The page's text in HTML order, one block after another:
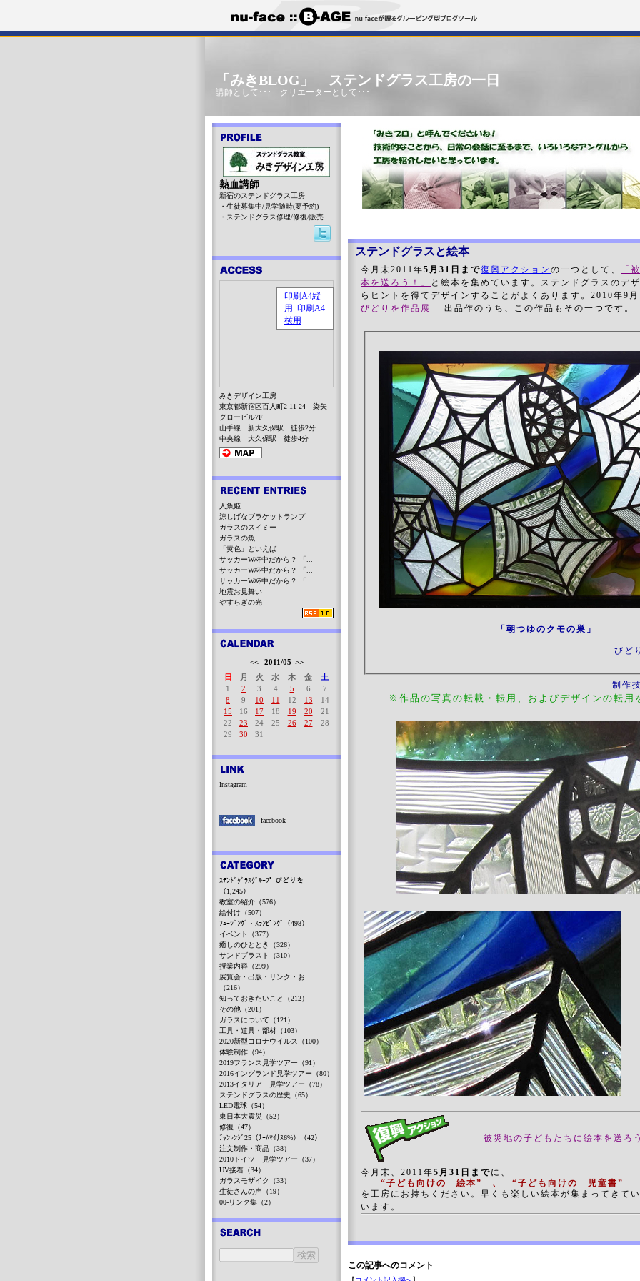
「みきBLOG」 ステンドグラス工房の一日
講師として･･･ クリエーターとして･･･
ステンドグラスと絵本
今月末2011年5月31日まで復興アクション の一つとして、
「
本を送ろう！」
と絵本を集めています。ステンドグラスのデ
らヒントを得てデザインすることがよくあります。2010年9
びどりを作品展
出品作のうち、この作品もその一つです。
「朝つゆのクモの巣」
びど
制作
※作品の写真の転載・転用、およびデザインの転用
「被災地の子どもたちに絵本を送ろ
今月末、2011年5月31日までに、
“子ども向けの 絵本” 、
“子ども向けの 児童書”
を工房にお持ちください。早くも楽しい絵本が集まってきて
います。
この記事へのコメント
熱血講師
新宿のステンドグラス工房
・生徒募集中/見学随時(要予約)
・ステンドグラス修理/修復/販売
みきデザイン工房
東京都新宿区百人町2-11-24 染矢
グロービル7F
山手線 新大久保駅 徒歩2分
中央線 大久保駅 徒歩4分
人魚姫
涼しげなブラケットランプ
ガラスのスイミー
ガラスの魚
「黄色」といえば
サッカーW杯中だから？ 「...
サッカーW杯中だから？ 「...
サッカーW杯中だから？ 「...
地震お見舞い
やすらぎの光
<< 2011/05 >>
日
月 火 水 木 金
土
1
2 3 4 5 6
7
8
9 10 11 12 13
14
15
16 17 18 19 20
21
22
23 24 25 26 27
28
29
30 31
Instagram
facebook
ｽﾃﾝﾄﾞｸﾞﾗｽｸﾞﾙｰﾌﾟ びどりを
（1,245）
教室の紹介（576）
絵付け（507）
ﾌｭｰｼﾞﾝｸﾞ・ｽﾗﾝﾋﾟﾝｸﾞ（498）
イベント（377）
癒しのひととき（326）
サンドブラスト（310）
授業内容（299）
展覧会・出版・リンク・お...
（216）
知っておきたいこと（212）
その他（201）
ガラスについて（121）
工具・道具・部材（103）
2020新型コロナウイルス（100）
体験制作（94）
2019フランス見学ツアー（91）
2016イングランド見学ツアー（80）
2013イタリア 見学ツアー（78）
ステンドグラスの歴史（65）
LED電球（54）
東日本大震災（52）
修復（47）
ﾁｬﾝﾚﾝｼﾞ25（ﾁｰﾑﾏｲﾅｽ6%）（42）
注文制作・商品（38）
2010ドイツ 見学ツアー（37）
UV接着（34）
ガラスモザイク（33）
生徒さんの声（19）
00-リンク集（2）